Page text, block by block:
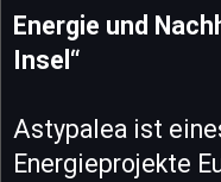
Energie und
Insel“
Astypalea ist
Energieprojekte